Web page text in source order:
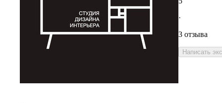
·
3 отзыва
Написать